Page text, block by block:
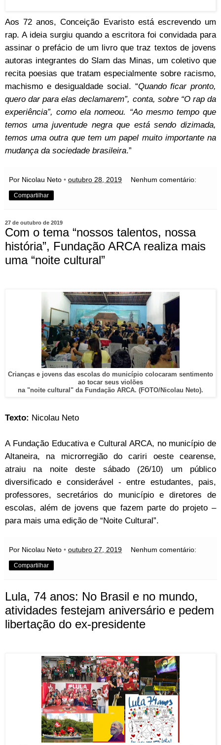
Aos 72 anos, Conceição Evaristo está escrevendo um
rap. A ideia surgiu quando a escritora foi convidada para
assinar o prefácio de um livro que traz textos de jovens
autoras integrantes do Slam das Minas, um coletivo que
recita poesias que tratam especialmente sobre racismo,
machismo e desigualdade social. “Quando ficar pronto,
quero dar para elas declamarem”, conta, sobre “O rap da
experiência”, como ela nomeou. “Ao mesmo tempo que
temos uma juventude negra que está sendo dizimada,
temos uma outra que tem um papel muito importante na
mudança da sociedade brasileira.”
Por Nicolau Neto • outubro 28, 2019 Nenhum comentário:
Compartilhar
27 de outubro de 2019
Com o tema “nossos talentos, nossa
história”, Fundação ARCA realiza mais
uma “noite cultural”
Crianças e jovens das escolas do município colocaram sentimento
ao tocar seus violões
na "noite cultural" da Fundação ARCA. (FOTO/Nicolau Neto).
Texto: Nicolau Neto
A Fundação Educativa e Cultural ARCA, no município de
Altaneira, na microrregião do cariri oeste cearense,
atraiu na noite deste sábado (26/10) um público
diversificado e considerável - entre estudantes, pais,
professores, secretários do município e diretores de
escolas, além de jovens que fazem parte do projeto –
para mais uma edição de “Noite Cultural”.
Por Nicolau Neto • outubro 27, 2019 Nenhum comentário:
Compartilhar
Lula, 74 anos: No Brasil e no mundo,
atividades festejam aniversário e pedem
libertação do ex-presidente